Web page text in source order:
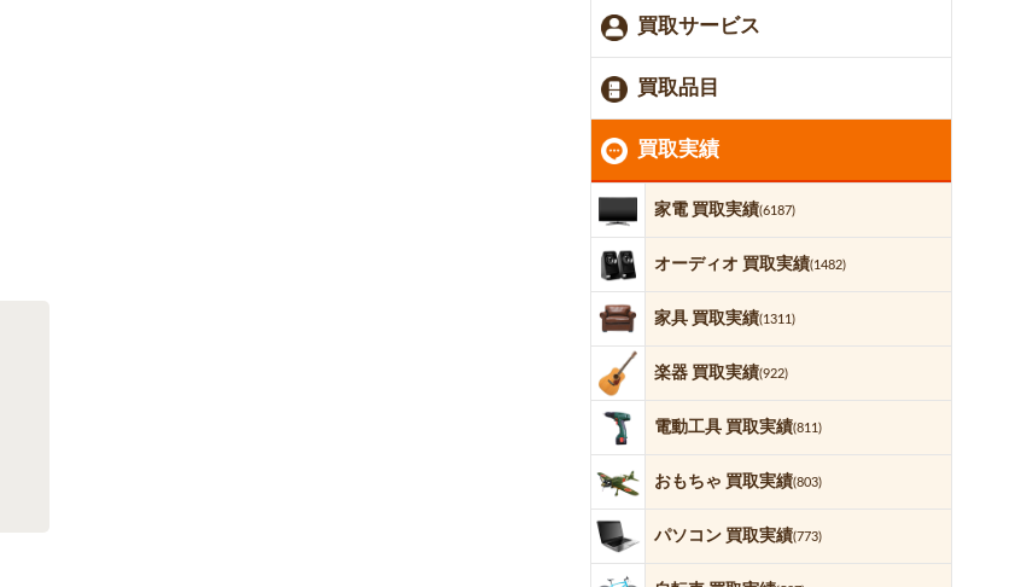
買取サービス
買取品目
買取実績
家電 買取実績(6187)
オーディオ 買取実績(1482)
家具 買取実績(1311)
楽器 買取実績(922)
電動工具 買取実績(811)
おもちゃ 買取実績(803)
パソコン 買取実績(773)